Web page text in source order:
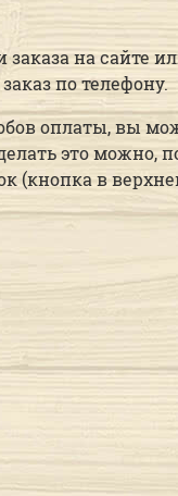
на сайте
по телефону.
оплаты, вы
это можно,
(кнопка в